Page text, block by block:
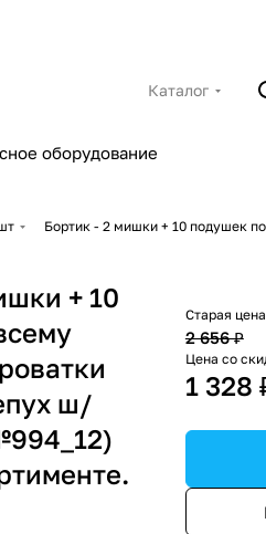
Каталог
оборудование
Бортик - 2 мишки + 10 подушек
+ 10
ш/
Старая цена
2 656 ₽
Цена со
1 328